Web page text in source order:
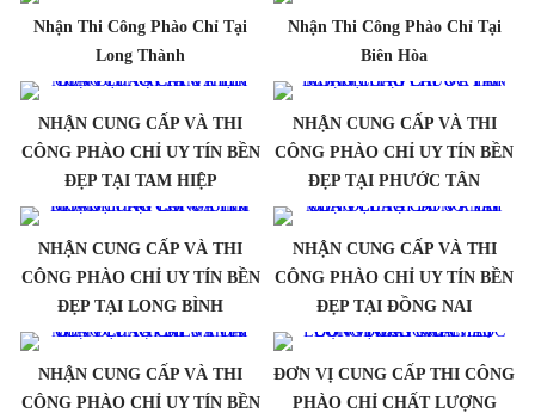
Nhận Thi Công Phào Chỉ Tại
Long Thành
Nhận Thi Công Phào Chỉ Tại
Biên Hòa
NHẬN CUNG CẤP VÀ THI
CÔNG PHÀO CHỈ UY TÍN BỀN
ĐẸP TẠI TAM HIỆP
NHẬN CUNG CẤP VÀ THI
CÔNG PHÀO CHỈ UY TÍN BỀN
ĐẸP TẠI PHƯỚC TÂN
NHẬN CUNG CẤP VÀ THI
CÔNG PHÀO CHỈ UY TÍN BỀN
ĐẸP TẠI LONG BÌNH
NHẬN CUNG CẤP VÀ THI
CÔNG PHÀO CHỈ UY TÍN BỀN
ĐẸP TẠI ĐỒNG NAI
NHẬN CUNG CẤP VÀ THI
CÔNG PHÀO CHỈ UY TÍN BỀN
ĐƠN VỊ CUNG CẤP THI CÔNG
PHÀO CHỈ CHẤT LƯỢNG